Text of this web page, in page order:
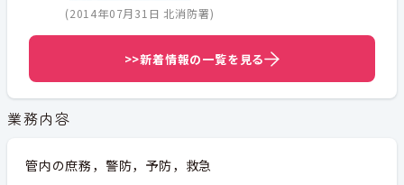
(2014年07月31日 北消防署)
>>新着情報の一覧を見る
業務内容
管内の庶務，警防，予防，救急